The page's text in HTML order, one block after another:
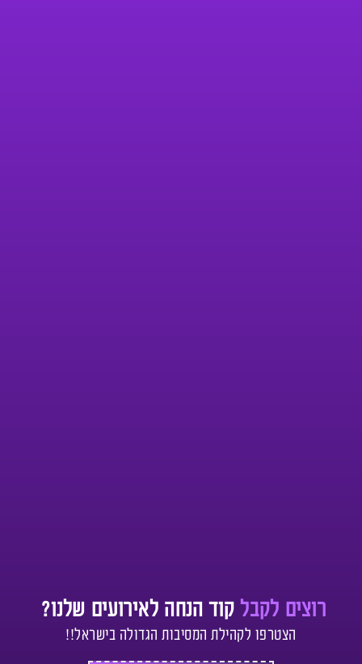
רוצים לקבל קוד הנחה לאירועים שלנו?
הצטרפו לקהילת המסיבות הגדולה בישראל!!